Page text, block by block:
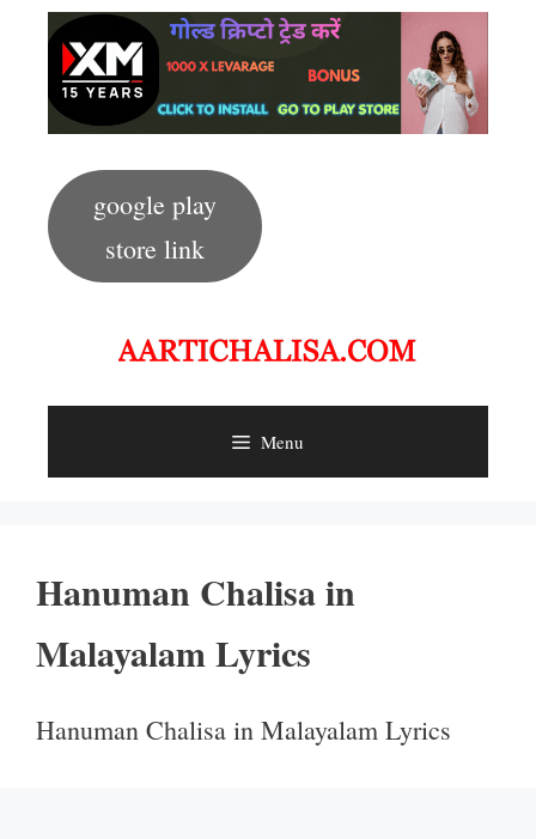
content
google play
store link
Menu
Hanuman Chalisa in
Malayalam Lyrics
Hanuman Chalisa in Malayalam Lyrics